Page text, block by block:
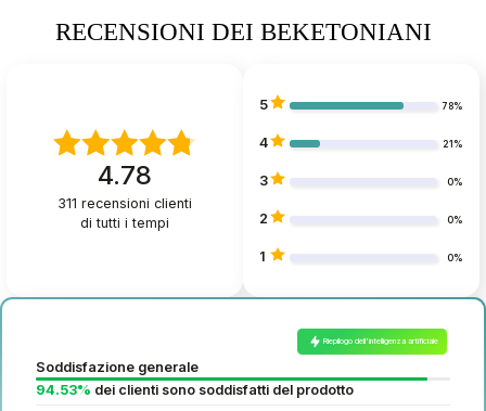
RECENSIONI DEI BEKETONIANI
4.78
311 recensioni clienti
di tutti i tempi
5 78%
4 21%
3 0%
2 0%
1 0%
Riepilogo dell'intelligenza artificiale
Soddisfazione generale
94.53% dei clienti sono soddisfatti del prodotto